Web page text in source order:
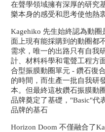
在聲學領域擁有深厚的研究
樂本身的感受和思考使他熱
Kagehiko 先生始終認為動
面上現有能採購到的動圈都
需求，唯一的出路只有自我
計、材料科學和電聲工程方
合型振膜動圈單元 - 鑽石復
的時間，而生產一批自我研
本。但最終這枚鑽石振膜動
品牌奠定了基礎，"Basic"代
品牌的基石
Horizon Doom 不僅融合了